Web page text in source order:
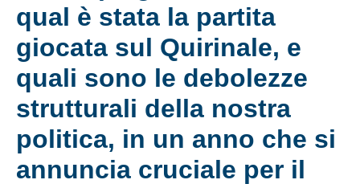
qual è stata la partita
giocata sul Quirinale, e
quali sono le debolezze
strutturali della nostra
politica, in un anno che si
annuncia cruciale per il